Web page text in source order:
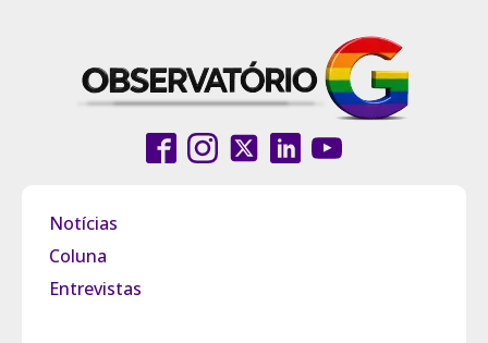
Notícias
Coluna
Entrevistas